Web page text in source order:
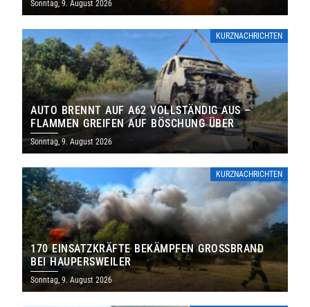
Sonntag, 9. August 2026
KURZNACHRICHTEN
AUTO BRENNT AUF A62 VOLLSTÄNDIG AUS –
FLAMMEN GREIFEN AUF BÖSCHUNG ÜBER
Sonntag, 9. August 2026
KURZNACHRICHTEN
170 EINSATZKRÄFTE BEKÄMPFEN GROSSBRAND B
EI HAUPERSWEILER
Sonntag, 9. August 2026